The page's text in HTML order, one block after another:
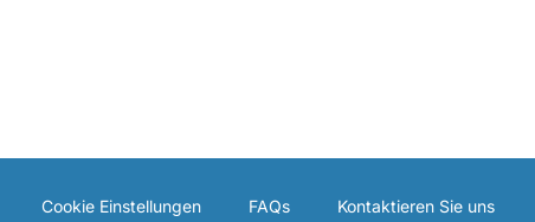
Cookie Einstellungen FAQs Kontaktieren Sie uns